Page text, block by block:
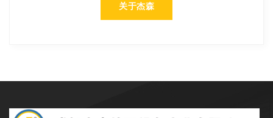
关于杰森
成都杰森成立于2002年9月，注册资本